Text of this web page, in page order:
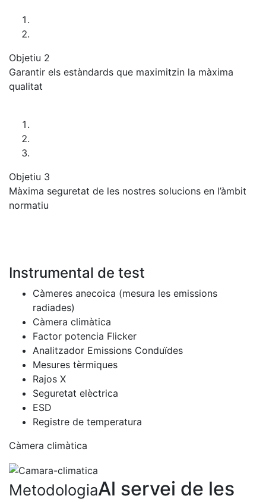
Objetiu 2
Garantir els estàndards que maximitzin la màxima
qualitat
Objetiu 3
Màxima seguretat de les nostres solucions en l’àmbit
normatiu
Instrumental de test
Càmeres anecoica (mesura les emissions
radiades)
Càmera climàtica
Factor potencia Flicker
Analitzador Emissions Conduïdes
Mesures tèrmiques
Rajos X
Seguretat elèctrica
ESD
Registre de temperatura
Càmera climàtica
MetodologiaAl servei de les